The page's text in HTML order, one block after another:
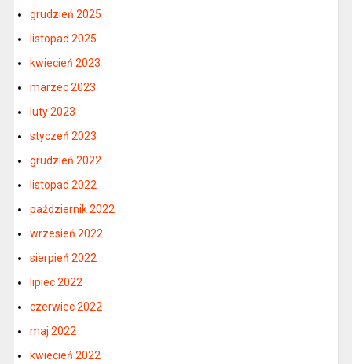
grudzień 2025
listopad 2025
kwiecień 2023
marzec 2023
luty 2023
styczeń 2023
grudzień 2022
listopad 2022
październik 2022
wrzesień 2022
sierpień 2022
lipiec 2022
czerwiec 2022
maj 2022
kwiecień 2022